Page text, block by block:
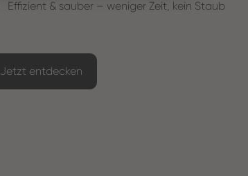
Effizient & sauber – weniger Zeit, kein Staub
Jetzt entdecken